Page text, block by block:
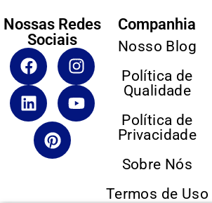
Nossas Redes
Sociais
Companhia
Nosso Blog
Política de
Qualidade
Política de
Privacidade
Sobre Nós
Termos de Uso